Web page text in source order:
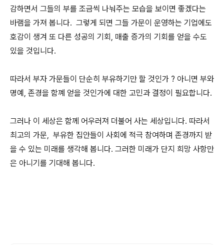
감하면서 그들의 부를 조금씩 나눠주는 모습을 보이면 좋겠다는
바램을 가져 봅니다. 그렇게 되면 그들 가문이 운영하는 기업에도
호감이 생겨 또 다른 성공의 기회, 매출 증가의 기회를 얻을 수도
있을 것입니다.
따라서 부자 가문들이 단순히 부유하기만 할 것인가 ? 아니면 부와
명예, 존경을 함꼐 얻을 것인가에 대한 고민과 결정이 필요합니다.
그러나 이 세상은 함께 어우러져 더불어 사는 세상입니다. 따라서
최고의 가문, 부유한 집안들이 사회에 적극 참여하며 존경까지 받
을 수 있는 미래를 생각해 봅니다. 그러한 미래가 단지 희망 사항만
은 아니기를 기대해 봅니다.